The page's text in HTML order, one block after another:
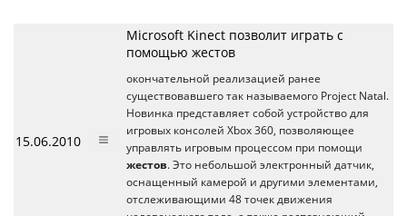
15.06.2010
Microsoft Kinect позволит играть с
помощью жестов
окончательной реализацией ранее
существовавшего так называемого Project Natal.
Новинка представляет собой устройство для
игровых консолей Xbox 360, позволяющее
управлять игровым процессом при помощи
жестов. Это небольшой электронный датчик,
оснащенный камерой и другими элементами,
отслеживающими 48 точек движения